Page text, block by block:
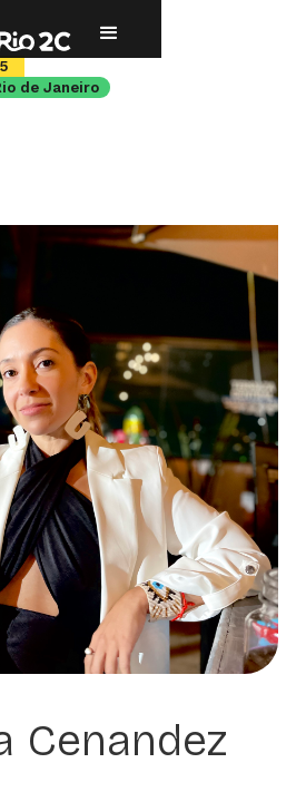
de Janeiro
Cenandez